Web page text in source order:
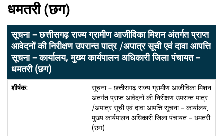
धमतरी (छग)
सूचना – छत्तीसगढ़ राज्य ग्रामीण आजीविका मिशन अंतर्गत प्राप्त
आवेदनों की निरीक्षण उपरान्त पात्र /अपात्र सूची एवं दावा आपत्ति
सूचना – कार्यालय, मुख्य कार्यपालन अधिकारी जिला पंचायत –
धमतरी (छग)
सूचना – छत्तीसगढ़ राज्य ग्रामीण आजीविका मिशन
अंतर्गत प्राप्त आवेदनों की निरीक्षण उपरान्त पात्र
/अपात्र सूची एवं दावा आपत्ति सूचना – कार्यालय,
मुख्य कार्यपालन अधिकारी जिला पंचायत – धमतरी
(छग)